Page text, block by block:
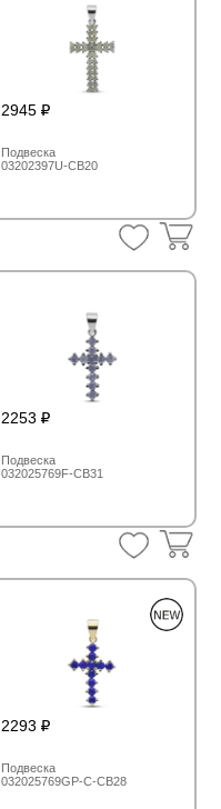
2945
Подвеска
03202397U-CB20
2253
Подвеска
032025769F-CB31
2293
Подвеска
032025769GP-C-CB28